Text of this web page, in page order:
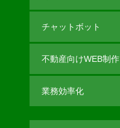
チャットボット
不動産向けWEB制作
業務効率化